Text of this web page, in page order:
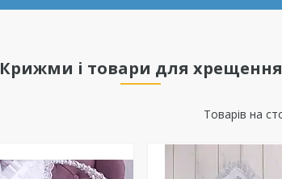
Крижми і товари для хрещення